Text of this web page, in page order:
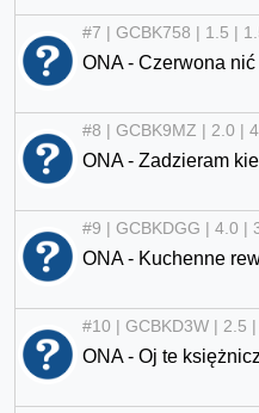
#7 | GCBK758 | 1.5 |
ONA - Czerwona
#8 | GCBK9MZ | 2.0 |
ONA - Zadzieram
#9 | GCBKDGG | 4.0 |
ONA - Kuchenne
#10 | GCBKD3W | 2.5
ONA - Oj te